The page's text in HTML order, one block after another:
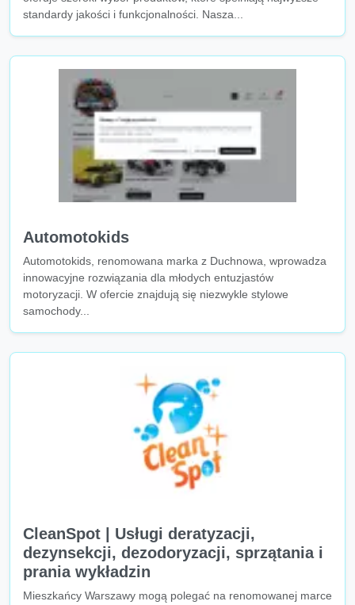
standardy jakości i funkcjonalności. Nasza...
Automotokids
Automotokids, renomowana marka z Duchnowa, wprowadza
innowacyjne rozwiązania dla młodych entuzjastów
motoryzacji. W ofercie znajdują się niezwykle stylowe
samochody...
CleanSpot | Usługi deratyzacji,
dezynsekcji, dezodoryzacji, sprzątania i
prania wykładzin
Mieszkańcy Warszawy mogą polegać na renomowanej marce